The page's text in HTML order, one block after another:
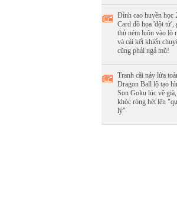
Đỉnh cao huyền học
Card đồ họa 'đột tử',
thủ ném luôn vào lò
và cái kết khiến
cũng phải ngả mũ!
Tranh cãi nảy lửa
Dragon Ball lộ tạo
Son Goku lúc về
khóc ròng hét lên
lý"